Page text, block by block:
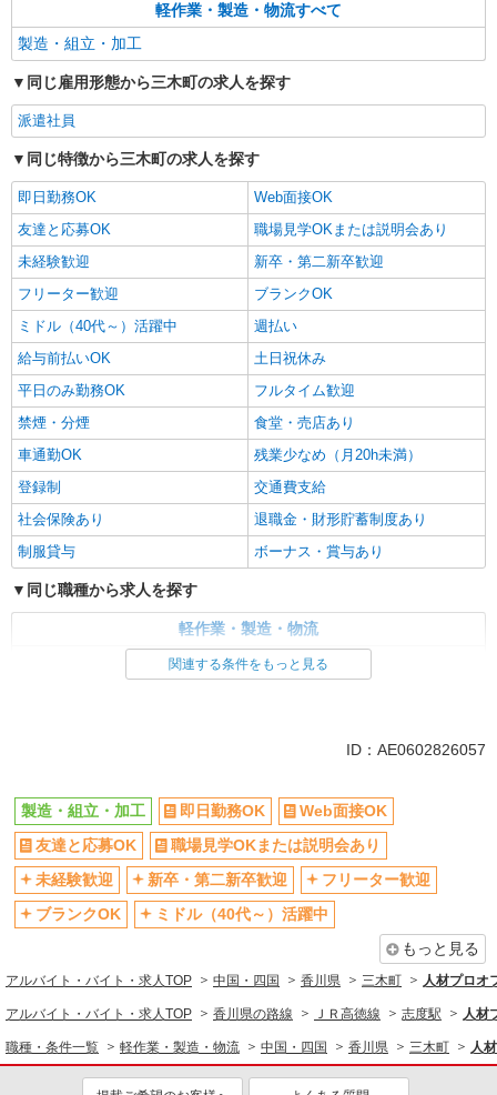
軽作業・製造・物流すべて
製造・組立・加工
同じ雇用形態から三木町の求人を探す
派遣社員
同じ特徴から三木町の求人を探す
即日勤務OK
Web面接OK
友達と応募OK
職場見学OKまたは説明会あり
未経験歓迎
新卒・第二新卒歓迎
フリーター歓迎
ブランクOK
ミドル（40代～）活躍中
週払い
給与前払いOK
土日祝休み
平日のみ勤務OK
フルタイム歓迎
禁煙・分煙
食堂・売店あり
車通勤OK
残業少なめ（月20h未満）
登録制
交通費支給
社会保険あり
退職金・財形貯蓄制度あり
制服貸与
ボーナス・賞与あり
同じ職種から求人を探す
軽作業・製造・物流
交通費支給
社会保険あり
ボーナス・賞与あり
関連する条件をもっと見る
ID：AE0602826057
製造・組立・加工 即日勤務OK
Web面接OK
友達と応募OK
職場見学OKまたは説明会あり
未経験歓迎
新卒・第二新卒歓迎
フリーター歓迎
ブランクOK
ミドル（40代～）活躍中
もっと見る
アルバイト・バイト・求人TOP 中国・四国 香川県 三木町 人材プロオ
アルバイト・バイト・求人TOP 香川県の路線 ＪＲ高徳線 志度駅 人材
職種・条件一覧 軽作業・製造・物流 中国・四国 香川県 三木町 人